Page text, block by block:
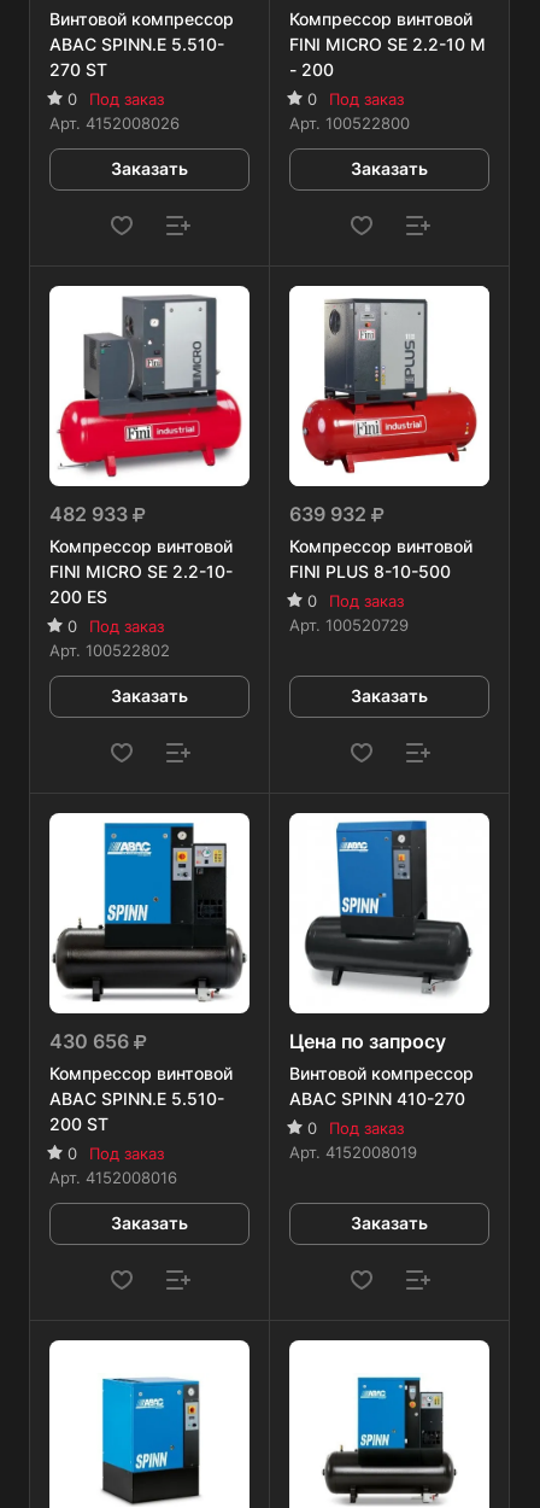
Винтовой компрессор
ABAC SPINN.E 5.510-
270 ST
0
Под заказ
Арт. 4152008026
Заказать
Компрессор винтовой
FINI MICRO SE 2.2-10 M
- 200
0
Под заказ
Арт. 100522800
Заказать
482 933
Компрессор винтовой
FINI MICRO SE 2.2-10-
200 ES
0
Под заказ
Арт. 100522802
Заказать
639 932
Компрессор винтовой
FINI PLUS 8-10-500
0
Под заказ
Арт. 100520729
Заказать
430 656
Компрессор винтовой
ABAC SPINN.E 5.510-
200 ST
0
Под заказ
Арт. 4152008016
Заказать
Цена по запросу
Винтовой компрессор
ABAC SPINN 410-270
0
Под заказ
Арт. 4152008019
Заказать